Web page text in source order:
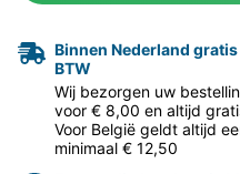
Binnen Nederland
BTW
Wij bezorgen uw
voor € 8,00 en altijd
Voor België geldt altijd
minimaal € 12,50